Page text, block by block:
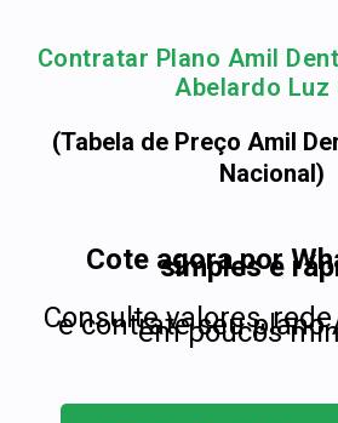
Contratar Plano Amil
Abelardo Luz
(Tabela de Preço Amil
Nacional)
Cote agora por
simples e
Consulte valores,
e contrate seu plano
em poucos